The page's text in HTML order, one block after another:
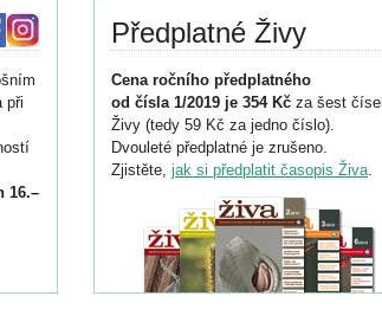
při
16.–
Předplatné Živy
Cena ročního předplatného
od čísla 1/2019 je 354 Kč za šest čísel
Živy (tedy 59 Kč za jedno číslo).
Dvouleté předplatné je zrušeno.
Zjistěte, jak si předplatit časopis Živa.